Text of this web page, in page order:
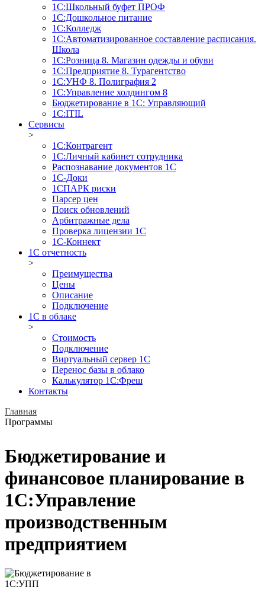
1С:Школьный буфет ПРОФ
1C:Дошкольное питание
1С:Колледж
1С:Автоматизированное составление расписания.
Школа
1С:Розница 8. Магазин одежды и обуви
1С:Предприятие 8. Турагентство
1С:УНФ 8. Полиграфия 2
1С:Управление холдингом 8
Бюджетирование в 1С: Управляющий
1С:ITIL
Сервисы
>
1C:Контрагент
1С:Личный кабинет сотрудника
Распознавание документов 1С
1С-Доки
1CПАРК риски
Парсер цен
Поиск обновлений
Арбитражные дела
Проверка лицензии 1С
1С-Коннект
1C отчетность
>
Преимущества
Цены
Описание
Подключение
1С в облаке
>
Стоимость
Подключение
Виртуальный сервер 1С
Перенос базы в облако
Калькулятор 1С:Фреш
Контакты
Главная
Программы
Бюджетирование и
финансовое планирование в
1С:Управление
производственным
предприятием